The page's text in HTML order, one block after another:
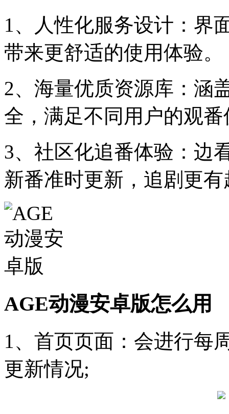
1、人性化服务设计：界
带来更舒适的使用体验。
2、海量优质资源库：涵
全，满足不同用户的观番
3、社区化追番体验：边
新番准时更新，追剧更有
AGE动漫安卓版怎么用
1、首页页面：会进行每
更新情况;